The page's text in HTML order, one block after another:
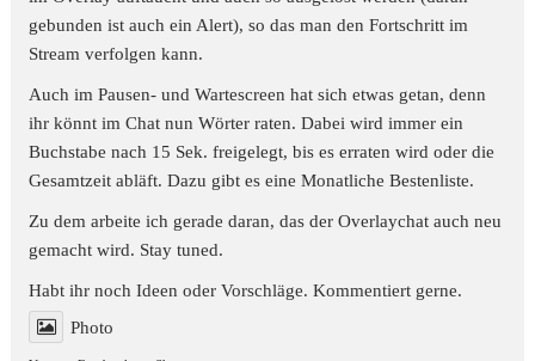
gebunden ist auch ein Alert), so das man den Fortschritt im
Stream verfolgen kann.
Auch im Pausen- und Wartescreen hat sich etwas getan, denn
ihr könnt im Chat nun Wörter raten. Dabei wird immer ein
Buchstabe nach 15 Sek. freigelegt, bis es erraten wird oder die
Gesamtzeit abläft. Dazu gibt es eine Monatliche Bestenliste.
Zu dem arbeite ich gerade daran, das der Overlaychat auch neu
gemacht wird. Stay tuned.
Habt ihr noch Ideen oder Vorschläge. Kommentiert gerne.
Photo